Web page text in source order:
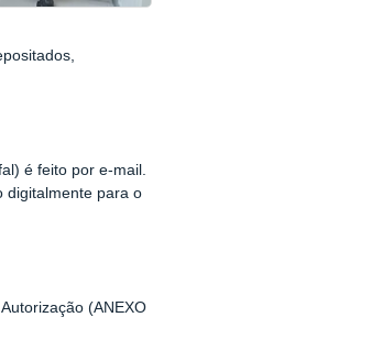
é feito por e-mail.
digitalmente para o
(ANEXO